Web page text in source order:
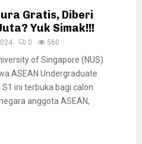
Gratis, Diberi
Yuk Simak!!!
0 560
of Singapore (NUS)
ASEAN Undergraduate
ini terbuka bagi calon
anggota ASEAN,